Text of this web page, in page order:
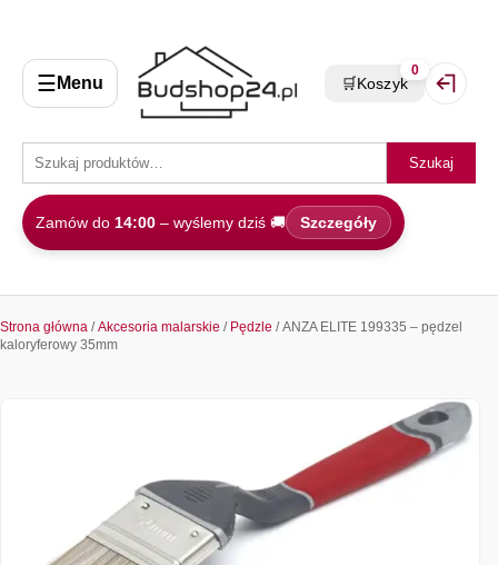
☰ Menu
Szukaj
Zamów do 14:00 – wyślemy dziś 🚚 Szczegóły
🛒Koszyk
0
Strona główna /Akcesoria malarskie / Pędzle / ANZA ELITE 199335 – pędzel
kaloryferowy 35mm